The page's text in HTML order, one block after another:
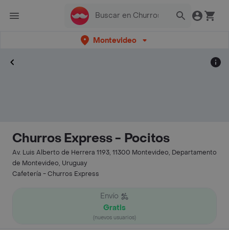
Montevideo
Churros Express - Pocitos
Av. Luis Alberto de Herrera 1193, 11300 Montevideo, Departamento
de Montevideo, Uruguay
Cafetería - Churros Express
Envío
Gratis
(nuevos usuarios)